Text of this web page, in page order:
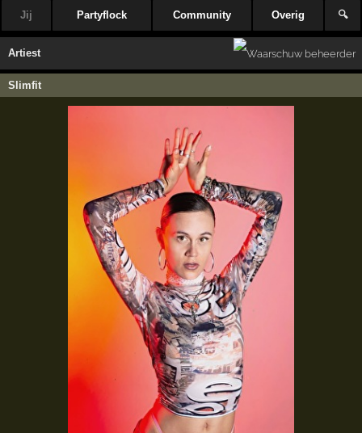
Jij Partyflock Community Overig 🔍
Artiest
Slimfit